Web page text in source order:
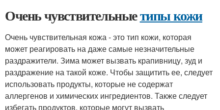
Очень чувствительныетипы кожи
Очень чувствительная кожа - это тип кожи, которая
может реагировать на даже самые незначительные
раздражители. Зима может вызвать крапивницу, зуд и
раздражение на такой коже. Чтобы защитить ее, следует
использовать продукты, которые не содержат
аллергенов и химических ингредиентов. Также следует
избегать продуктов, которые могут вызвать